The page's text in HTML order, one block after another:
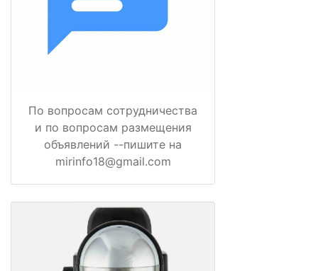
По вопросам сотрудничества
и по вопросам размещения
объявлений --пишите на
mirinfo18@gmail.com